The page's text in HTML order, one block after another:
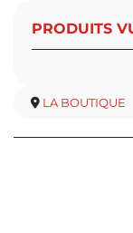
PRODUITS
LA BOUTIQUE